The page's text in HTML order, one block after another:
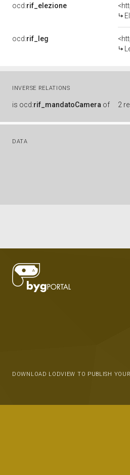
ocd:rif_elezione
ocd:rif_leg
INVERSE RELATIONS
is ocd:rif_mandatoCamera of 2
DATA
DOWNLOAD LODVIEW TO PUBLISH